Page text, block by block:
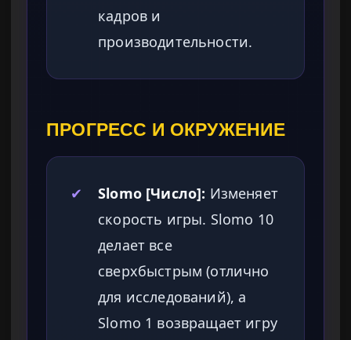
кадров и
производительности.
ПРОГРЕСС И ОКРУЖЕНИЕ
✔ Slomo [Число]: Изменяет
скорость игры. Slomo 10
делает все
сверхбыстрым (отлично
для исследований), а
Slomo 1 возвращает игру